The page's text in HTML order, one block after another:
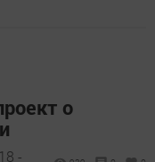
о
-